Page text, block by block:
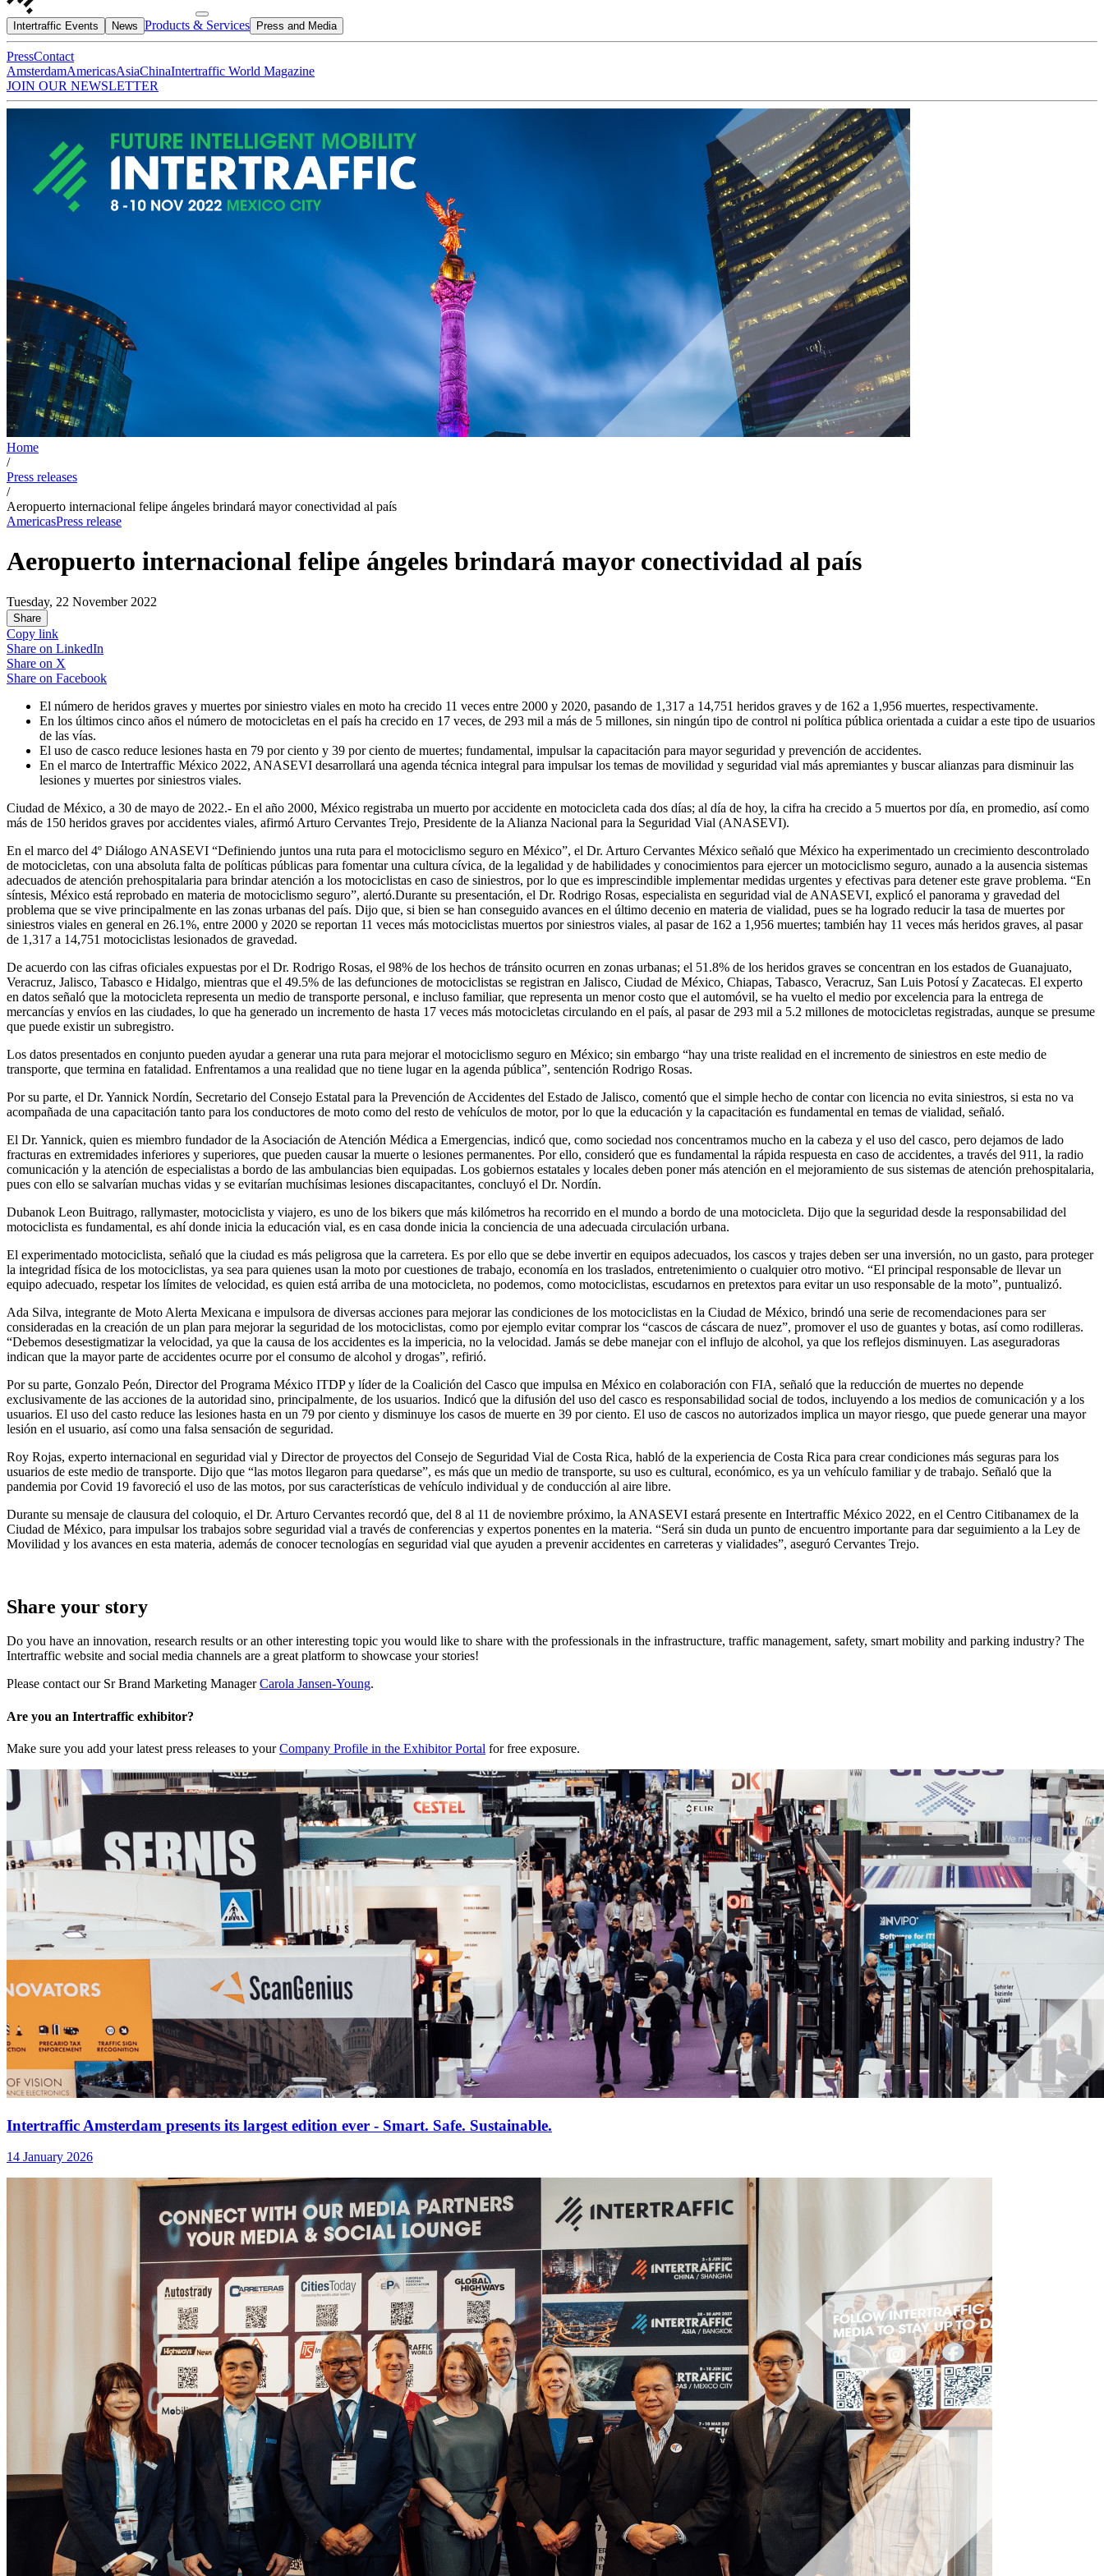
Intertraffic Events News Products & Services Press and Media
PressContact
AmsterdamAmericasAsiaChinaIntertraffic World Magazine
JOIN OUR NEWSLETTER
Home
/
Press releases
/
Aeropuerto internacional felipe ángeles brindará mayor conectividad al país
AmericasPress release
Aeropuerto internacional felipe ángeles brindará mayor conectividad al país
Tuesday, 22 November 2022
Share
Copy link
Share on LinkedIn
Share on X
Share on Facebook
El número de heridos graves y muertes por siniestro viales en moto ha crecido 11 veces entre 2000 y 2020, pasando de 1,317 a 14,751 heridos graves y de 162 a 1,956 muertes, respectivamente.
En los últimos cinco años el número de motocicletas en el país ha crecido en 17 veces, de 293 mil a más de 5 millones, sin ningún tipo de control ni política pública orientada a cuidar a este tipo de usuarios
de las vías.
El uso de casco reduce lesiones hasta en 79 por ciento y 39 por ciento de muertes; fundamental, impulsar la capacitación para mayor seguridad y prevención de accidentes.
En el marco de Intertraffic México 2022, ANASEVI desarrollará una agenda técnica integral para impulsar los temas de movilidad y seguridad vial más apremiantes y buscar alianzas para disminuir las
lesiones y muertes por siniestros viales.
Ciudad de México, a 30 de mayo de 2022.- En el año 2000, México registraba un muerto por accidente en motocicleta cada dos días; al día de hoy, la cifra ha crecido a 5 muertos por día, en promedio, así como
más de 150 heridos graves por accidentes viales, afirmó Arturo Cervantes Trejo, Presidente de la Alianza Nacional para la Seguridad Vial (ANASEVI).
En el marco del 4º Diálogo ANASEVI “Definiendo juntos una ruta para el motociclismo seguro en México”, el Dr. Arturo Cervantes México señaló que México ha experimentado un crecimiento descontrolado
de motocicletas, con una absoluta falta de políticas públicas para fomentar una cultura cívica, de la legalidad y de habilidades y conocimientos para ejercer un motociclismo seguro, aunado a la ausencia sistemas
adecuados de atención prehospitalaria para brindar atención a los motociclistas en caso de siniestros, por lo que es imprescindible implementar medidas urgentes y efectivas para detener este grave problema. “En
síntesis, México está reprobado en materia de motociclismo seguro”, alertó.Durante su presentación, el Dr. Rodrigo Rosas, especialista en seguridad vial de ANASEVI, explicó el panorama y gravedad del
problema que se vive principalmente en las zonas urbanas del país. Dijo que, si bien se han conseguido avances en el último decenio en materia de vialidad, pues se ha logrado reducir la tasa de muertes por
siniestros viales en general en 26.1%, entre 2000 y 2020 se reportan 11 veces más motociclistas muertos por siniestros viales, al pasar de 162 a 1,956 muertes; también hay 11 veces más heridos graves, al pasar
de 1,317 a 14,751 motociclistas lesionados de gravedad.
De acuerdo con las cifras oficiales expuestas por el Dr. Rodrigo Rosas, el 98% de los hechos de tránsito ocurren en zonas urbanas; el 51.8% de los heridos graves se concentran en los estados de Guanajuato,
Veracruz, Jalisco, Tabasco e Hidalgo, mientras que el 49.5% de las defunciones de motociclistas se registran en Jalisco, Ciudad de México, Chiapas, Tabasco, Veracruz, San Luis Potosí y Zacatecas. El experto
en datos señaló que la motocicleta representa un medio de transporte personal, e incluso familiar, que representa un menor costo que el automóvil, se ha vuelto el medio por excelencia para la entrega de
mercancías y envíos en las ciudades, lo que ha generado un incremento de hasta 17 veces más motocicletas circulando en el país, al pasar de 293 mil a 5.2 millones de motocicletas registradas, aunque se presume
que puede existir un subregistro.
Los datos presentados en conjunto pueden ayudar a generar una ruta para mejorar el motociclismo seguro en México; sin embargo “hay una triste realidad en el incremento de siniestros en este medio de
transporte, que termina en fatalidad. Enfrentamos a una realidad que no tiene lugar en la agenda pública”, sentención Rodrigo Rosas.
Por su parte, el Dr. Yannick Nordín, Secretario del Consejo Estatal para la Prevención de Accidentes del Estado de Jalisco, comentó que el simple hecho de contar con licencia no evita siniestros, si esta no va
acompañada de una capacitación tanto para los conductores de moto como del resto de vehículos de motor, por lo que la educación y la capacitación es fundamental en temas de vialidad, señaló.
El Dr. Yannick, quien es miembro fundador de la Asociación de Atención Médica a Emergencias, indicó que, como sociedad nos concentramos mucho en la cabeza y el uso del casco, pero dejamos de lado
fracturas en extremidades inferiores y superiores, que pueden causar la muerte o lesiones permanentes. Por ello, consideró que es fundamental la rápida respuesta en caso de accidentes, a través del 911, la radio
comunicación y la atención de especialistas a bordo de las ambulancias bien equipadas. Los gobiernos estatales y locales deben poner más atención en el mejoramiento de sus sistemas de atención prehospitalaria,
pues con ello se salvarían muchas vidas y se evitarían muchísimas lesiones discapacitantes, concluyó el Dr. Nordín.
Dubanok Leon Buitrago, rallymaster, motociclista y viajero, es uno de los bikers que más kilómetros ha recorrido en el mundo a bordo de una motocicleta. Dijo que la seguridad desde la responsabilidad del
motociclista es fundamental, es ahí donde inicia la educación vial, es en casa donde inicia la conciencia de una adecuada circulación urbana.
El experimentado motociclista, señaló que la ciudad es más peligrosa que la carretera. Es por ello que se debe invertir en equipos adecuados, los cascos y trajes deben ser una inversión, no un gasto, para proteger
la integridad física de los motociclistas, ya sea para quienes usan la moto por cuestiones de trabajo, economía en los traslados, entretenimiento o cualquier otro motivo. “El principal responsable de llevar un
equipo adecuado, respetar los límites de velocidad, es quien está arriba de una motocicleta, no podemos, como motociclistas, escudarnos en pretextos para evitar un uso responsable de la moto”, puntualizó.
Ada Silva, integrante de Moto Alerta Mexicana e impulsora de diversas acciones para mejorar las condiciones de los motociclistas en la Ciudad de México, brindó una serie de recomendaciones para ser
consideradas en la creación de un plan para mejorar la seguridad de los motociclistas, como por ejemplo evitar comprar los “cascos de cáscara de nuez”, promover el uso de guantes y botas, así como rodilleras.
“Debemos desestigmatizar la velocidad, ya que la causa de los accidentes es la impericia, no la velocidad. Jamás se debe manejar con el influjo de alcohol, ya que los reflejos disminuyen. Las aseguradoras
indican que la mayor parte de accidentes ocurre por el consumo de alcohol y drogas”, refirió.
Por su parte, Gonzalo Peón, Director del Programa México ITDP y líder de la Coalición del Casco que impulsa en México en colaboración con FIA, señaló que la reducción de muertes no depende
exclusivamente de las acciones de la autoridad sino, principalmente, de los usuarios. Indicó que la difusión del uso del casco es responsabilidad social de todos, incluyendo a los medios de comunicación y a los
usuarios. El uso del casto reduce las lesiones hasta en un 79 por ciento y disminuye los casos de muerte en 39 por ciento. El uso de cascos no autorizados implica un mayor riesgo, que puede generar una mayor
lesión en el usuario, así como una falsa sensación de seguridad.
Roy Rojas, experto internacional en seguridad vial y Director de proyectos del Consejo de Seguridad Vial de Costa Rica, habló de la experiencia de Costa Rica para crear condiciones más seguras para los
usuarios de este medio de transporte. Dijo que “las motos llegaron para quedarse”, es más que un medio de transporte, su uso es cultural, económico, es ya un vehículo familiar y de trabajo. Señaló que la
pandemia por Covid 19 favoreció el uso de las motos, por sus características de vehículo individual y de conducción al aire libre.
Durante su mensaje de clausura del coloquio, el Dr. Arturo Cervantes recordó que, del 8 al 11 de noviembre próximo, la ANASEVI estará presente en Intertraffic México 2022, en el Centro Citibanamex de la
Ciudad de México, para impulsar los trabajos sobre seguridad vial a través de conferencias y expertos ponentes en la materia. “Será sin duda un punto de encuentro importante para dar seguimiento a la Ley de
Movilidad y los avances en esta materia, además de conocer tecnologías en seguridad vial que ayuden a prevenir accidentes en carreteras y vialidades”, aseguró Cervantes Trejo.
Share your story
Do you have an innovation, research results or an other interesting topic you would like to share with the professionals in the infrastructure, traffic management, safety, smart mobility and parking industry? The
Intertraffic website and social media channels are a great platform to showcase your stories!
Please contact our Sr Brand Marketing ManagerCarola Jansen-Young.
Are you an Intertraffic exhibitor?
Make sure you add your latest press releases to yourCompany Profile in the Exhibitor Portal for free exposure.
Intertraffic Amsterdam presents its largest edition ever - Smart. Safe. Sustainable.
14 January 2026